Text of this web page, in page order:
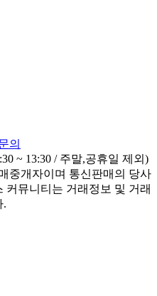
의
~ 13:30 / 주말,공휴일 제외)
중개자이며 통신판매의 당사
커뮤니티는 거래정보 및 거래
.